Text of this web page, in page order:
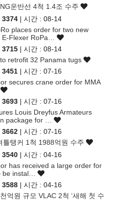
운반선 4척 1.4조 수주
3374 | 시간 : 08-14
places order for two new
E-Flexer RoPa…
3715 | 시간 : 08-14
retrofit 32 Panama tugs
3451 | 시간 : 07-16
secures crane order for MMA
3693 | 시간 : 07-16
Louis Dreyfus Armateurs
package for …
3662 | 시간 : 07-16
틀탱커 1척 1988억원 수주
3540 | 시간 : 04-16
has received a large order for
be instal…
3588 | 시간 : 04-16
억원 규모 VLAC 2척 ‘새해 첫 수